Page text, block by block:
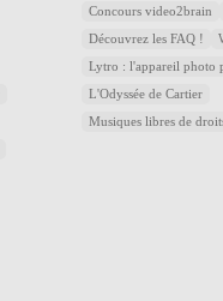
Concours video2brain
Découvrez les FAQ !
Lytro : l'appareil photo
L'Odyssée de Cartier
Musiques libres de